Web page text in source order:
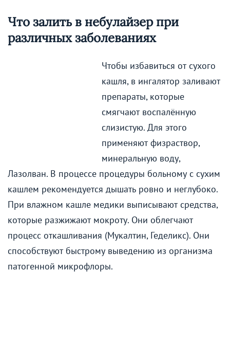
Что залить в небулайзер при
различных заболеваниях
Чтобы избавиться от сухого
кашля, в ингалятор заливают
препараты, которые
смягчают воспалённую
слизистую. Для этого
применяют физраствор,
минеральную воду,
Лазолван. В процессе процедуры больному с сухим
кашлем рекомендуется дышать ровно и неглубоко.
При влажном кашле медики выписывают средства,
которые разжижают мокроту. Они облегчают
процесс откашливания (Мукалтин, Геделикс). Они
способствуют быстрому выведению из организма
патогенной микрофлоры.